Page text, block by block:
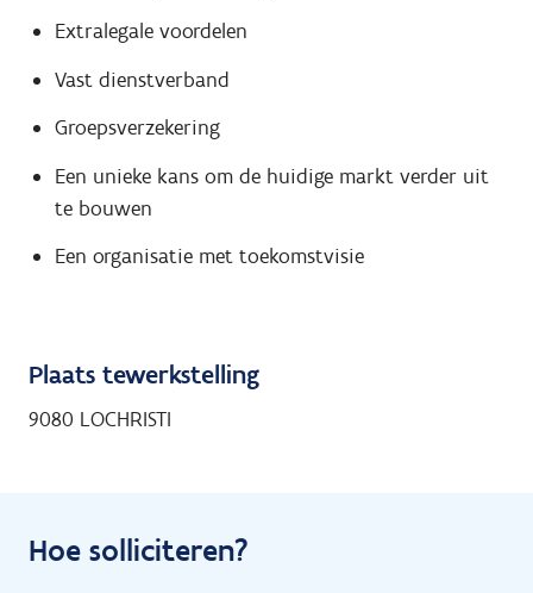
Extralegale voordelen
Vast dienstverband
Groepsverzekering
Een unieke kans om de huidige markt verder uit
te bouwen
Een organisatie met toekomstvisie
Plaats tewerkstelling
9080 LOCHRISTI
Hoe solliciteren?